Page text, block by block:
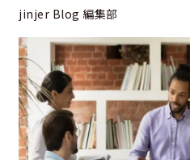
jinjer Blog 編集部